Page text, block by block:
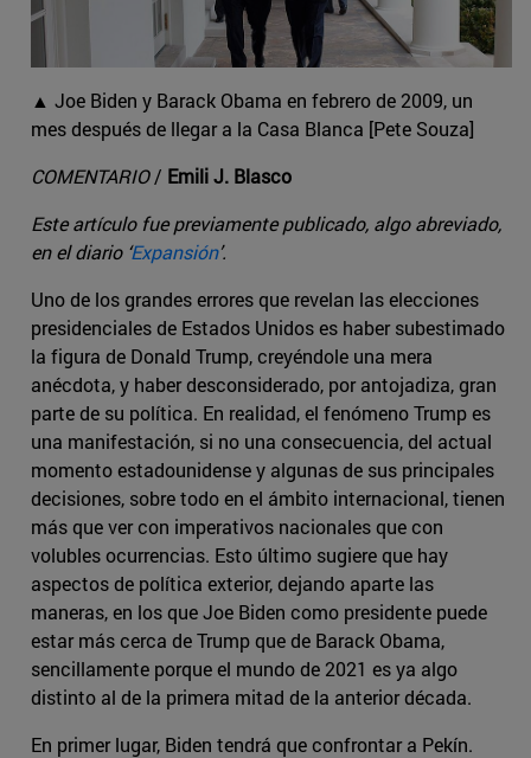
▲ Joe Biden y Barack Obama en febrero de 2009, un
mes después de llegar a la Casa Blanca [Pete Souza]
COMENTARIO/ Emili J. Blasco
Este artículo fue previamente publicado, algo abreviado,
en el diario ‘Expansión’.
Uno de los grandes errores que revelan las elecciones
presidenciales de Estados Unidos es haber subestimado
la figura de Donald Trump, creyéndole una mera
anécdota, y haber desconsiderado, por antojadiza, gran
parte de su política. En realidad, el fenómeno Trump es
una manifestación, si no una consecuencia, del actual
momento estadounidense y algunas de sus principales
decisiones, sobre todo en el ámbito internacional, tienen
más que ver con imperativos nacionales que con
volubles ocurrencias. Esto último sugiere que hay
aspectos de política exterior, dejando aparte las
maneras, en los que Joe Biden como presidente puede
estar más cerca de Trump que de Barack Obama,
sencillamente porque el mundo de 2021 es ya algo
distinto al de la primera mitad de la anterior década.
En primer lugar, Biden tendrá que confrontar a Pekín.